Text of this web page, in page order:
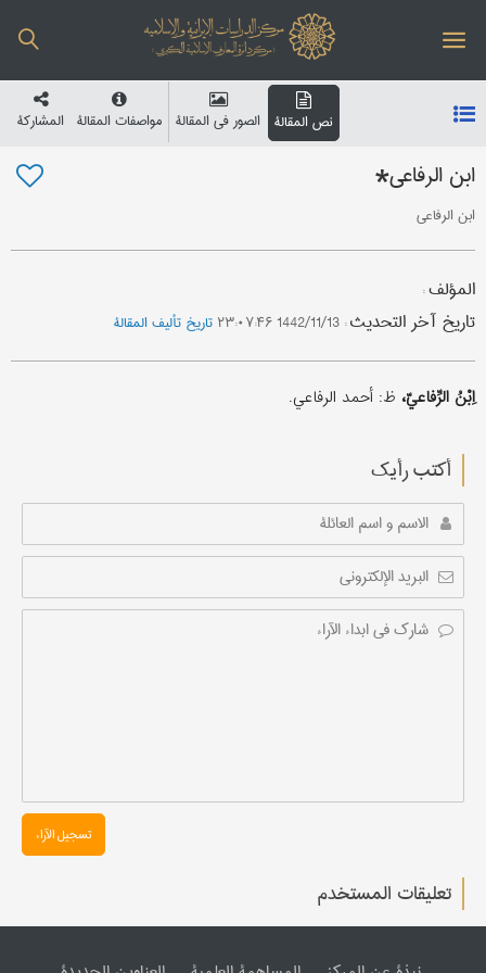
نص المقالة الصور في المقالة مواصفات المقالة المشارکة
ابن الرفاعي*
ابن الرفاعي
المؤلف:
تاریخ آخر التحدیث: 1442/11/13 ۲۳:۰۷:۴۶ تاریخ تألیف المقالة
اِبْنُ الرِّفاعيّ، ظ: أحمد الرفاعي.
أکتب رأیك
تسجیل الآراء
تعليقات المستخدم